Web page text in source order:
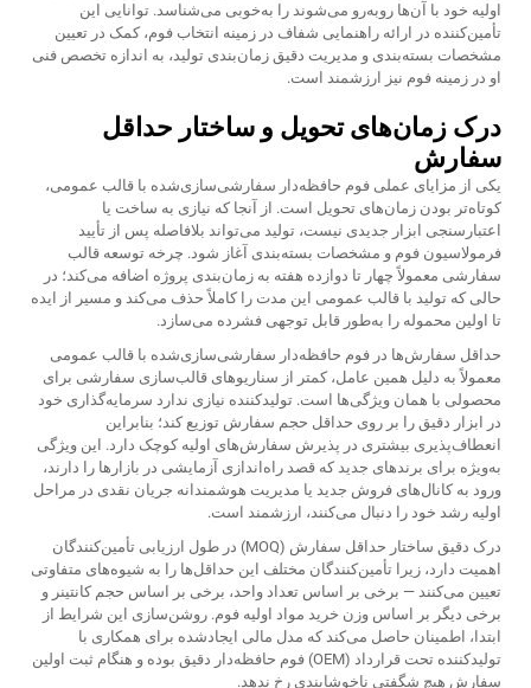
اولیه خود با آن‌ها روبه‌رو می‌شوند را به‌خوبی می‌شناسد. توانایی این
تأمین‌کننده در ارائه راهنمایی شفاف در زمینه انتخاب فوم، کمک در تعیین
مشخصات بسته‌بندی و مدیریت دقیق زمان‌بندی تولید، به اندازه تخصص فنی
او در زمینه فوم نیز ارزشمند است.
درک زمان‌های تحویل و ساختار حداقل
سفارش
یکی از مزایای عملی فوم حافظه‌دار سفارشی‌سازی‌شده با قالب عمومی،
کوتاه‌تر بودن زمان‌های تحویل است. از آنجا که نیازی به ساخت یا
اعتبارسنجی ابزار جدیدی نیست، تولید می‌تواند بلافاصله پس از تأیید
فرمولاسیون فوم و مشخصات بسته‌بندی آغاز شود. چرخه توسعه قالب
سفارشی معمولاً چهار تا دوازده هفته به زمان‌بندی پروژه اضافه می‌کند؛ در
حالی که تولید با قالب عمومی این مدت را کاملاً حذف می‌کند و مسیر از ایده
تا اولین محموله را به‌طور قابل توجهی فشرده می‌سازد.
حداقل سفارش‌ها در فوم حافظه‌دار سفارشی‌سازی‌شده با قالب عمومی
معمولاً به دلیل همین عامل، کمتر از سناریوهای قالب‌سازی سفارشی برای
محصولی با همان ویژگی‌ها است. تولیدکننده نیازی ندارد سرمایه‌گذاری خود
در ابزار دقیق را بر روی حداقل حجم سفارش توزیع کند؛ بنابراین
انعطاف‌پذیری بیشتری در پذیرش سفارش‌های اولیه کوچک دارد. این ویژگی
به‌ویژه برای برندهای جدید که قصد راه‌اندازی آزمایشی در بازارها را دارند،
ورود به کانال‌های فروش جدید یا مدیریت هوشمندانه جریان نقدی در مراحل
اولیه رشد خود را دنبال می‌کنند، ارزشمند است.
درک دقیق ساختار حداقل سفارش (MOQ) در طول ارزیابی تأمین‌کنندگان
اهمیت دارد، زیرا تأمین‌کنندگان مختلف این حداقل‌ها را به شیوه‌های متفاوتی
تعیین می‌کنند — برخی بر اساس تعداد واحد، برخی بر اساس حجم کانتینر و
برخی دیگر بر اساس وزن خرید مواد اولیه فوم. روشن‌سازی این شرایط از
ابتدا، اطمینان حاصل می‌کند که مدل مالی ایجادشده برای همکاری با
تولیدکننده تحت قرارداد (OEM) فوم حافظه‌دار دقیق بوده و هنگام ثبت اولین
سفارش هیچ شگفتی ناخوشایندی رخ ندهد.